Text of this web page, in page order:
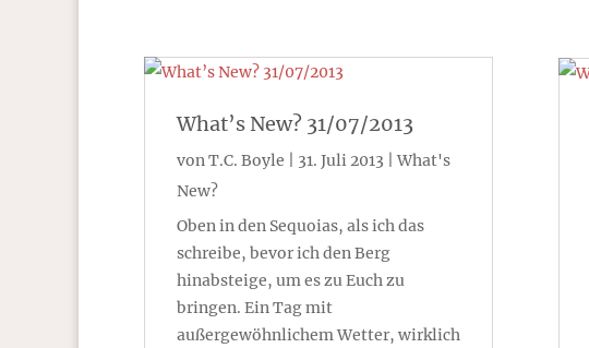
What’s New? 31/07/2013
vonT.C. Boyle 31. Juli 2013 |What's
New?
Oben in den Sequoias, als ich das
schreibe, bevor ich den Berg
hinabsteige, um es zu Euch zu
bringen. Ein Tag mit
außergewöhnlichem Wetter, wirklich